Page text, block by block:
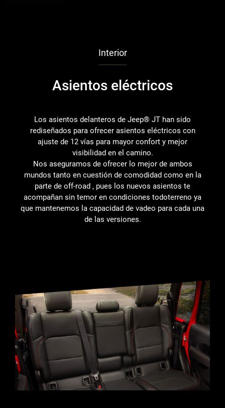
Interior
Asientos eléctricos
Los asientos delanteros de Jeep® JT han sido
rediseñados para ofrecer asientos eléctricos con
ajuste de 12 vías para mayor confort y mejor
visibilidad en el camino.
Nos aseguramos de ofrecer lo mejor de ambos
mundos tanto en cuestión de comodidad como en la
parte de off-road , pues los nuevos asientos te
acompañan sin temor en condiciones todoterreno ya
que mantenemos la capacidad de vadeo para cada una
de las versiones.